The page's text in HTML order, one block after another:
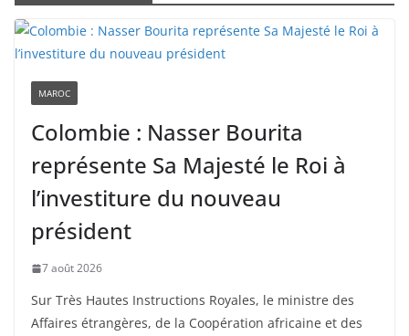
MAROC
Colombie : Nasser Bourita
représente Sa Majesté le Roi à
l’investiture du nouveau
président
7 août 2026
Sur Très Hautes Instructions Royales, le ministre des
Affaires étrangères, de la Coopération africaine et des